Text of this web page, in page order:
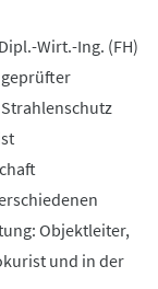
Wirt.-Ing. (FH)
Objektleiter,
und in der